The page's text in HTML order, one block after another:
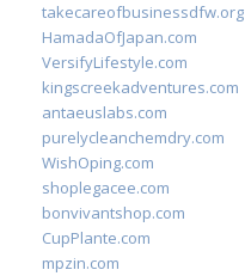
takecareofbusinessdfw.org
HamadaOfJapan.com
VersifyLifestyle.com
kingscreekadventures.com
antaeuslabs.com
purelycleanchemdry.com
WishOping.com
shoplegacee.com
bonvivantshop.com
CupPlante.com
mpzin.com